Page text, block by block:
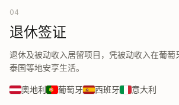
04
退休签证
退休及被动收入居留项目，凭被动收入在葡萄
泰国等地安享生活。
奥地利 葡萄牙 西班牙 意大利